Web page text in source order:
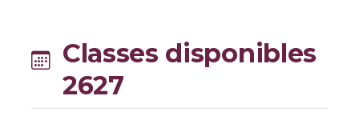
Classes disponibles
2627